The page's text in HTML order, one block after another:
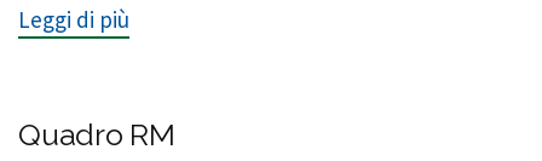
Leggi di più
Quadro RM